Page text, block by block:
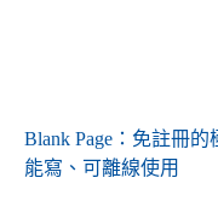
Blank Page：免註冊
能寫、可離線使用